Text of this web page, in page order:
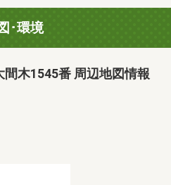
･環境
木1545番 周辺地図情報